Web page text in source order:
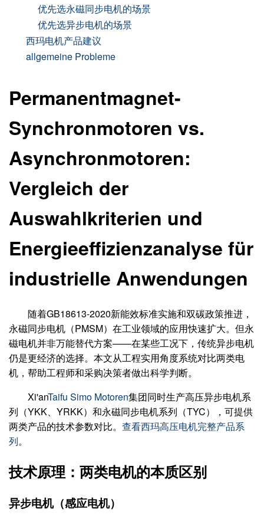
优先选永磁同步电机的场景
优先选异步电机的场景
西玛电机产品建议
allgemeine Probleme
Permanentmagnet-
Synchronmotoren vs.
Asynchronmotoren:
Vergleich der
Auswahlkriterien und
Energieeffizienzanalyse für
industrielle Anwendungen
随着GB18613-2020新能效标准实施和双碳政策推进，
永磁同步电机（PMSM）在工业领域的应用快速扩大。但永
磁电机并非万能替代方案——在某些工况下，传统异步电机
仍是更经济的选择。本文从工程实用角度系统对比两类电
机，帮助工程师和采购决策者做出科学判断。
Xi'anTaifu Simo Motoren集团同时生产高压异步电机系
列（YKK、YRKK）和永磁同步电机系列（TYC），可提供
两类产品的技术参数对比。 查看西玛高压电机完整产品系
列。
技术原理：两类电机的本质区别
异步电机（感应电机）